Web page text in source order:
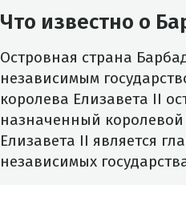
Что известно о
Островная страна
независимым
королева Елизавета II
назначенный
Елизавета II является
независимых